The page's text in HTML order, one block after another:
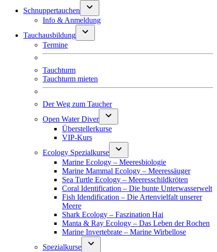
Schnuppertauchen
Info & Anmeldung
Tauchausbildung
Termine
Tauchturm
Tauchturm mieten
Der Weg zum Taucher
Open Water Diver
Überstellerkurse
VIP-Kurs
Ecology Spezialkurse
Marine Ecology – Meeresbiologie
Marine Mammal Ecology – Meeressäuger
Sea Turtle Ecology – Meeresschildkröten
Coral Identification – Die bunte Unterwasserwelt
Fish Idendification – Die Artenvielfalt unserer
Meere
Shark Ecology – Faszination Hai
Manta & Ray Ecology – Das Leben der Rochen
Marine Invertebrate – Marine Wirbellose
Spezialkurse